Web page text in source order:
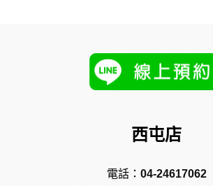
西屯店
電話： 04-24617062